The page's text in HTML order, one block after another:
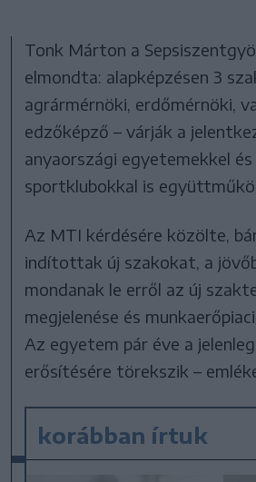
Tonk Márton a
elmondta: alapképzésen 3
agrármérnöki, erdőmérnöki,
edzőképző – várják a
anyaországi egyetemekkel és
sportklubokkal is
Az MTI kérdésére közölte,
indítottak új szakokat, a
mondanak le erről az új
megjelenése és
Az egyetem pár éve a
erősítésére törekszik –
korábban írtuk